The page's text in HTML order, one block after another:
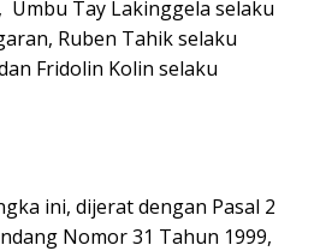
Tay Lakinggela selaku
Ruben Tahik selaku
Fridolin Kolin selaku
ini, dijerat dengan Pasal 2
Nomor 31 Tahun 1999,